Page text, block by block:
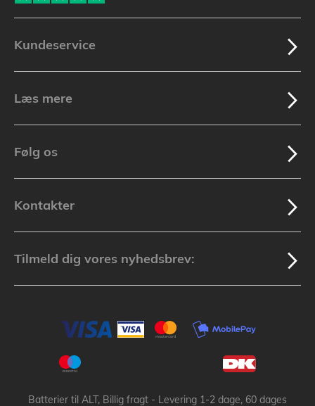
Kundeservice
Læs mere
Følg os
Kontakter
Tilmeld dig vores nyhedsbrev:
Batterier til ALT, Billig fragt - Levering 1-2 dage, 60 dages